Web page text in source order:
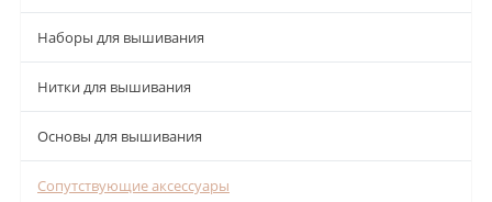
Наборы для вышивания
Нитки для вышивания
Основы для вышивания
Сопутствующие аксессуары